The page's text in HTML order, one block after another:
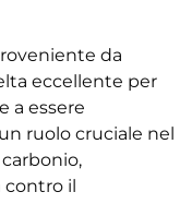
da
eccellente per
a essere
ruolo cruciale nel
contro il